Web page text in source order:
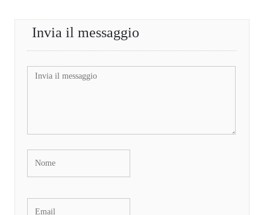
Invia il messaggio